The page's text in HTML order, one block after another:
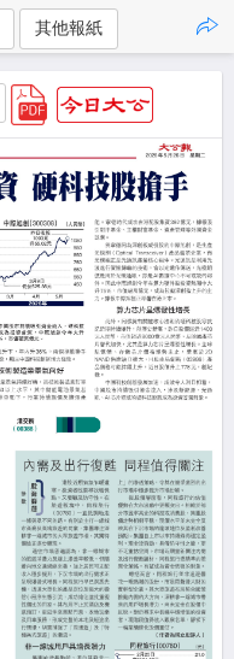
其他報紙